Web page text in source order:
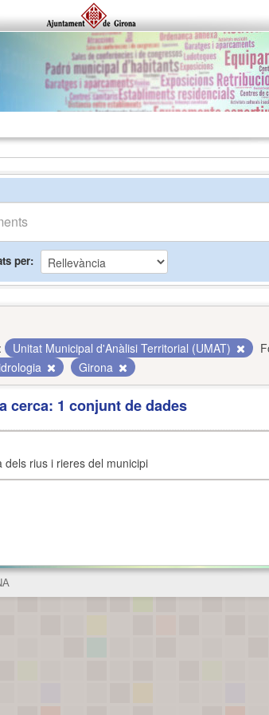
per
Unitat Municipal d'Anàlisi Territorial (UMAT)
Girona
cerca: 1 conjunt de dades
dels rius i rieres del municipi